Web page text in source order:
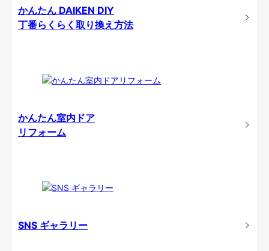
かんたん DAIKEN DIY
丁番らくらく取り換え方法
かんたん室内ドア
リフォーム
SNS ギャラリー